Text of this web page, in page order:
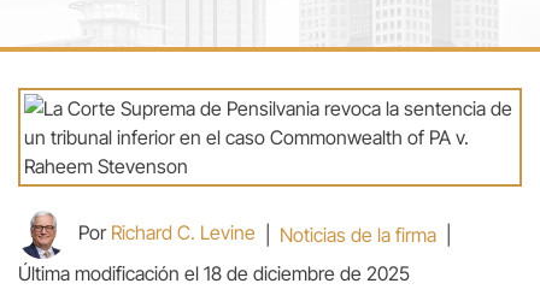
Por Richard C. Levine Noticias de la firma
Última modificación el 18 de diciembre de 2025